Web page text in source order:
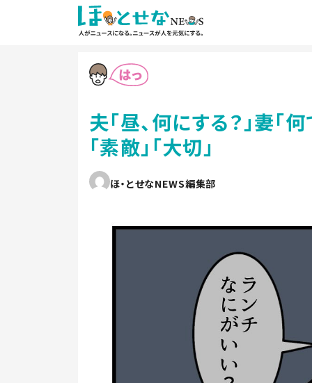
夫「昼、何にする？」妻
「素敵」「大切」
ほ・とせなNEWS編集部